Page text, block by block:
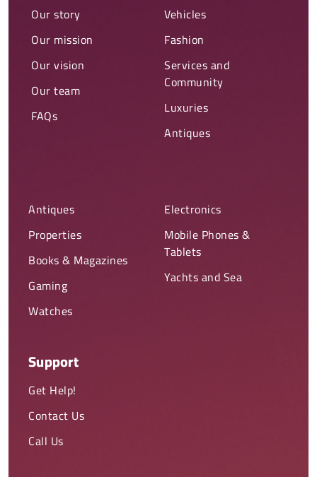
Our story
Our mission
Our vision
Our team
FAQs
Vehicles
Fashion
Services and
Community
Luxuries
Antiques
Antiques
Properties
Books & Magazines
Gaming
Watches
Electronics
Mobile Phones &
Tablets
Yachts and Sea
Support
Get Help!
Contact Us
Call Us